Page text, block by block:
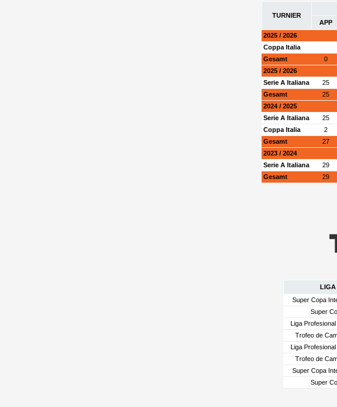
TURNIER
APP
2025 / 2026
Coppa Italia
Gesamt
0
2025 / 2026
Serie A Italiana
25
Gesamt
25
2024 / 2025
Serie A Italiana
25
Coppa Italia
2
Gesamt
27
2023 / 2024
Serie A Italiana
29
Gesamt
29
LIGA
Super Copa
Super
Liga
Trofeo de
Liga
Trofeo de
Super Copa
Super